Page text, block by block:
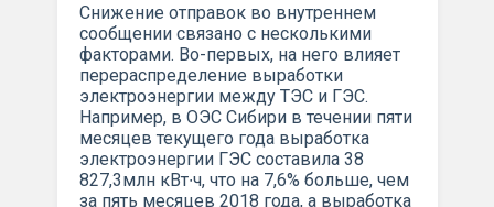
Снижение отправок во внутреннем
сообщении связано с несколькими
факторами. Во-первых, на него влияет
перераспределение выработки
электроэнергии между ТЭС и ГЭС.
Например, в ОЭС Сибири в течении пяти
месяцев текущего года выработка
электроэнергии ГЭС составила 38
827,3млн кВт∙ч, что на 7,6% больше, чем
за пять месяцев 2018 года, а выработка